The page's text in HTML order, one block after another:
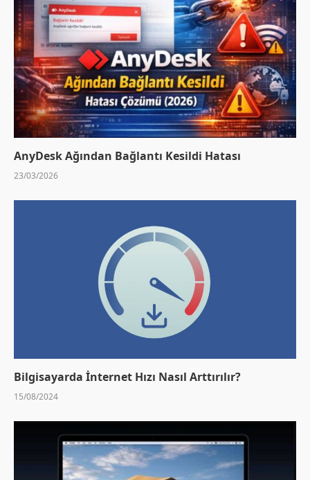
AnyDesk Ağından Bağlantı Kesildi Hatası
23/03/2026
Bilgisayarda İnternet Hızı Nasıl Arttırılır?
15/08/2024